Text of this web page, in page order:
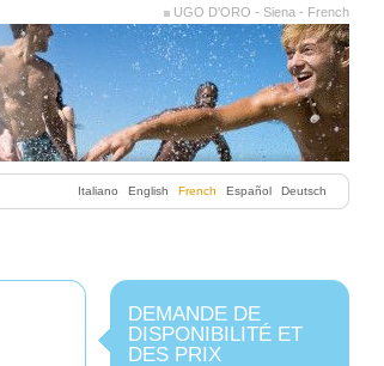
UGO D'ORO - Siena - French
Italiano English French Español Deutsch
DEMANDE DE
DISPONIBILITÉ ET
DES PRIX